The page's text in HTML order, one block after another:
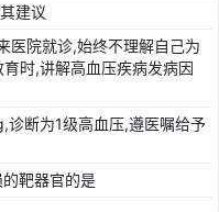
建议
医院就诊,始终不理解自己为
时,讲解高血压疾病发病因
断为1级高血压,遵医嘱给予
靶器官的是